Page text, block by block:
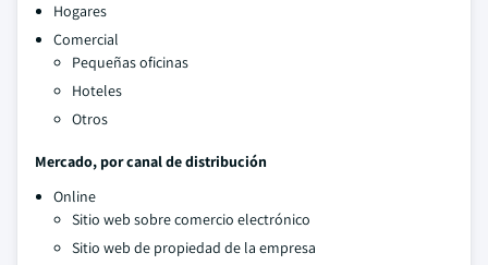
Hogares
Comercial
Pequeñas oficinas
Hoteles
Otros
Mercado, por canal de distribución
Online
Sitio web sobre comercio electrónico
Sitio web de propiedad de la empresa